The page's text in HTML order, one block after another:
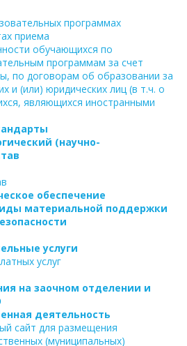
программах
приема
обучающихся по
программам за счет
договорам об образовании за
и (или) юридических лиц (в т.ч. о
являющихся иностранными
(научно-
обеспечение
материальной поддержки
услуги
услуг
на заочном отделении и
деятельность
сайт для размещения
(муниципальных)